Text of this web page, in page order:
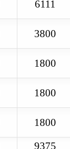
6111
3800
1800
1800
1800
9375